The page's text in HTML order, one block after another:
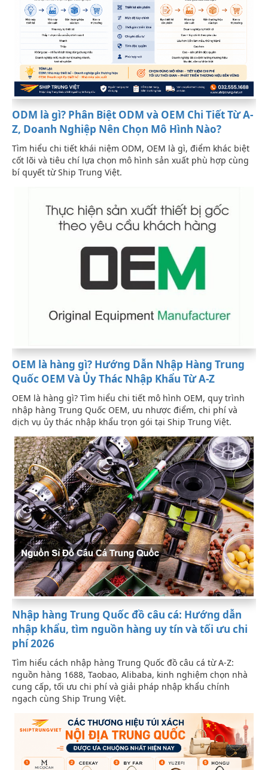
ODM là gì? Phân Biệt ODM và OEM Chi Tiết Từ A-
Z, Doanh Nghiệp Nên Chọn Mô Hình Nào?
Tìm hiểu chi tiết khái niệm ODM, OEM là gì, điểm khác biệt
cốt lõi và tiêu chí lựa chọn mô hình sản xuất phù hợp cùng
bí quyết từ Ship Trung Việt.
OEM là hàng gì? Hướng Dẫn Nhập Hàng Trung
Quốc OEM Và Ủy Thác Nhập Khẩu Từ A-Z
OEM là hàng gì? Tìm hiểu chi tiết mô hình OEM, quy trình
nhập hàng Trung Quốc OEM, ưu nhược điểm, chi phí và
dịch vụ ủy thác nhập khẩu trọn gói tại Ship Trung Việt.
Nhập hàng Trung Quốc đồ câu cá: Hướng dẫn
nhập khẩu, tìm nguồn hàng uy tín và tối ưu chi
phí 2026
Tìm hiểu cách nhập hàng Trung Quốc đồ câu cá từ A-Z:
nguồn hàng 1688, Taobao, Alibaba, kinh nghiệm chọn nhà
cung cấp, tối ưu chi phí và giải pháp nhập khẩu chính
ngạch cùng Ship Trung Việt.